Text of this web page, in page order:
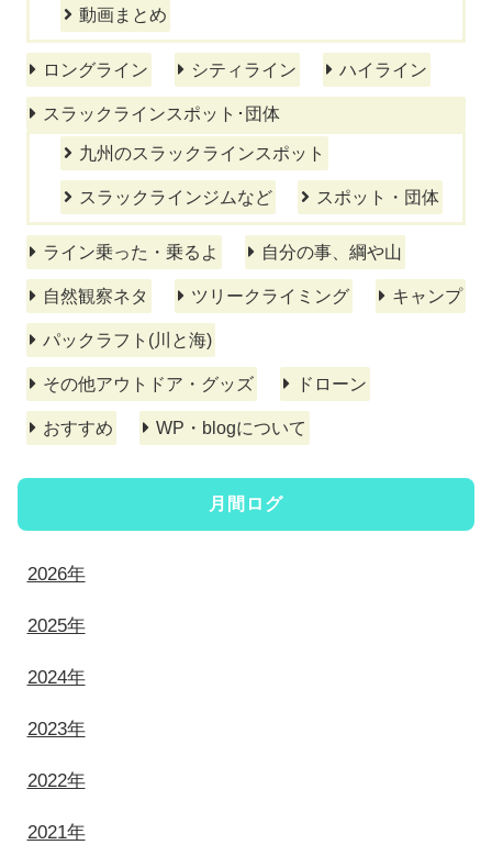
動画まとめ
ロングライン シティライン ハイライン
スラックラインスポット･団体
九州のスラックラインスポット
スラックラインジムなど スポット・団体
ライン乗った・乗るよ 自分の事、綱や山
自然観察ネタ ツリークライミング キャンプ
パックラフト(川と海)
その他アウトドア・グッズ ドローン
おすすめ WP・blogについて
月間ログ
2026年
2025年
2024年
2023年
2022年
2021年